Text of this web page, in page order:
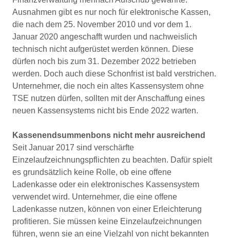
Ausnahmen gibt es nur noch für elektronische Kassen,
die nach dem 25. November 2010 und vor dem 1.
Januar 2020 angeschafft wurden und nachweislich
technisch nicht aufgerüstet werden können. Diese
dürfen noch bis zum 31. Dezember 2022 betrieben
werden. Doch auch diese Schonfrist ist bald verstrichen.
Unternehmer, die noch ein altes Kassensystem ohne
TSE nutzen dürfen, sollten mit der Anschaffung eines
neuen Kassensystems nicht bis Ende 2022 warten.
Kassenendsummenbons nicht mehr ausreichend
Seit Januar 2017 sind verschärfte
Einzelaufzeichnungspflichten zu beachten. Dafür spielt
es grundsätzlich keine Rolle, ob eine offene
Ladenkasse oder ein elektronisches Kassensystem
verwendet wird. Unternehmer, die eine offene
Ladenkasse nutzen, können von einer Erleichterung
profitieren. Sie müssen keine Einzelaufzeichnungen
führen, wenn sie an eine Vielzahl von nicht bekannten